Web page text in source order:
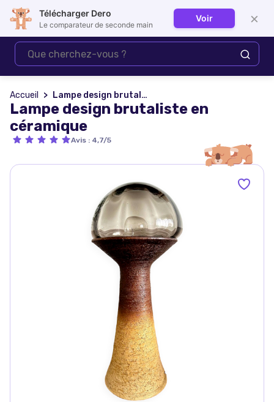
Se connecter
Accueil Lampe design brutaliste en céramique
Lampe design brutaliste en
céramique
Avis : 4,7/5
Télécharger Dero
Le comparateur de seconde main
Voir ×